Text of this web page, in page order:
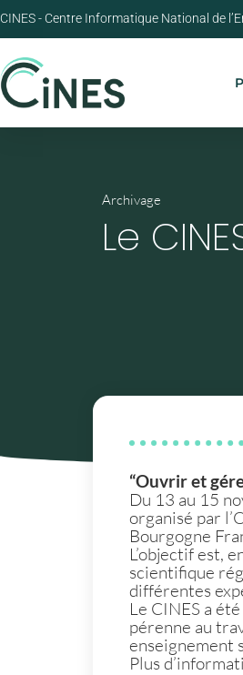
CINES - Centre Informatique National de
Archivage
Le
“Ouvrir et
Du 13 au 15
organisé par
Bourgogne
L’objectif est,
scientifique
différentes
Le CINES a
pérenne au
enseignement
Plus